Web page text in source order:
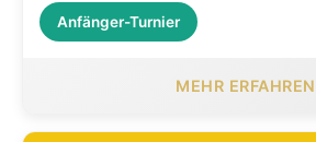
Anfänger-Turnier
MEHR ERFAHREN